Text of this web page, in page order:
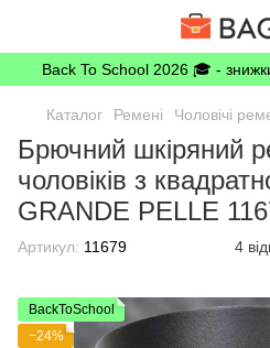
Back To School 2026 🎓 -
Каталог Ремені Чоловічі
Брючний шкіряний
чоловіків з
GRANDE PELLE
Артикул: 11679 4
BackToSchool
−24%